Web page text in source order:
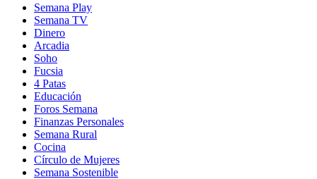
Semana Play
Semana TV
Dinero
Arcadia
Soho
in
new
window
Fucsia
in
new
window
4 Patas
Educación
Foros Semana
Finanzas Personales
Semana Rural
Cocina
Círculo de Mujeres
Semana Sostenible